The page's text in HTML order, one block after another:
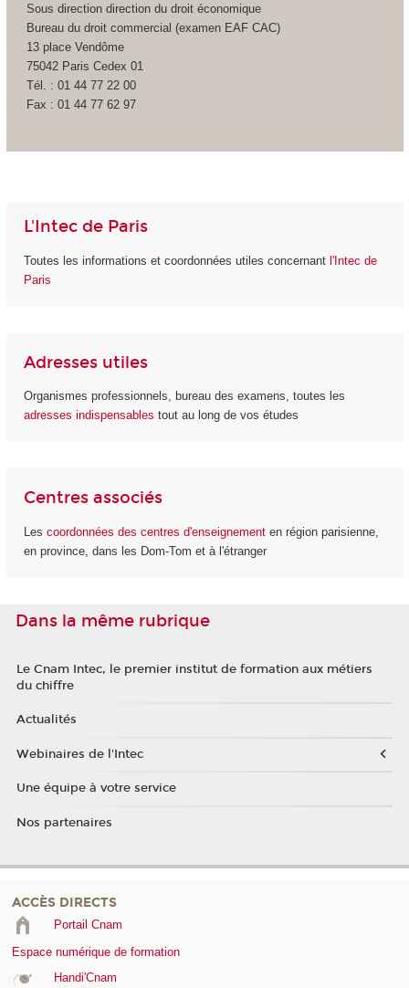
Sous direction direction du droit économique
Bureau du droit commercial (examen EAF CAC)
13 place Vendôme
75042 Paris Cedex 01
Tél. : 01 44 77 22 00
Fax : 01 44 77 62 97
L'Intec de Paris
Toutes les informations et coordonnées utiles concernant l'Intec de
Paris
Adresses utiles
Organismes professionnels, bureau des examens, toutes les
adresses indispensables tout au long de vos études
Centres associés
Les coordonnées des centres d'enseignement en région parisienne,
en province, dans les Dom-Tom et à l'étranger
Dans la même rubrique
Le Cnam Intec, le premier institut de formation aux métiers
du chiffre
Actualités
Webinaires de l'Intec
Une équipe à votre service
Nos partenaires
ACCÈS DIRECTS
Portail Cnam
Espace numérique de formation
Handi'Cnam